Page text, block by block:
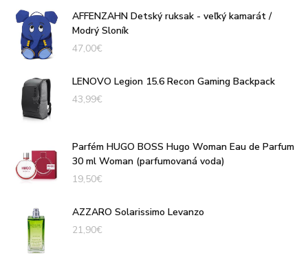
AFFENZAHN Detský ruksak - veľký kamarát /
Modrý Sloník
47,00€
LENOVO Legion 15.6 Recon Gaming Backpack
43,99€
Parfém HUGO BOSS Hugo Woman Eau de Parfum
30 ml Woman (parfumovaná voda)
19,50€
AZZARO Solarissimo Levanzo
21,90€